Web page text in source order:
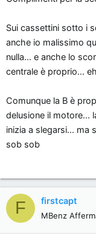
....e per qualsiasi
Ciao
Sui cassettini sotto i
anche io malissimo
nulla... e anche lo
centrale è proprio...
Comunque la B è
delusione il motore...
inizia a slegarsi... ma
sob sob
F firstcapt
MBenz